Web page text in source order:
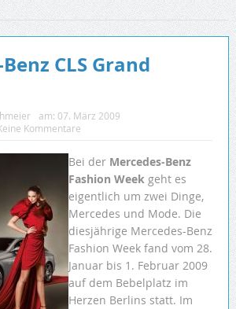
CLS Grand
am: 07. März 2009
Kommentare
Bei der Mercedes-Benz
Fashion Weekgeht es
eigentlich um zwei Dinge,
Mercedes und Mode. Die
diesjährige Mercedes-Benz
Fashion Week fand vom 28.
Januar bis 1. Februar 2009
auf dem Bebelplatz im
Herzen Berlins statt. Im